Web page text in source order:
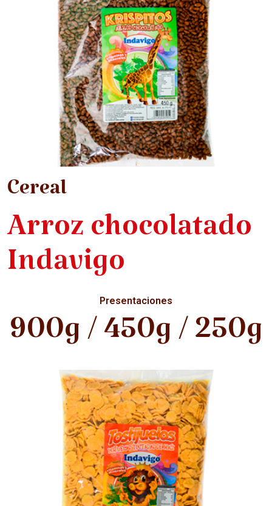
Cereal
Arroz chocolatado
Indavigo
Presentaciones
900g / 450g / 250g